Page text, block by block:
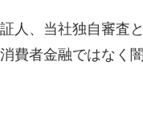
人、当社独自審査
費者金融ではなく